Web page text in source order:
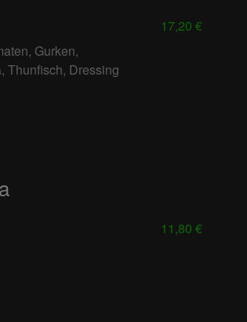
17,20 €
Gurken,
Thunfisch, Dressing
11,80 €